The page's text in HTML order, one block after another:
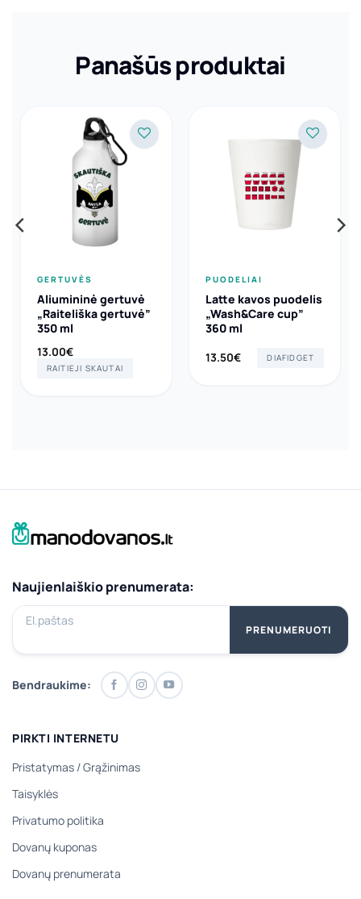
Panašūs produktai
GERTUVĖS
Aliumininė gertuvė
„Raiteliška gertuvė”
350 ml
13.00€
RAITIEJI SKAUTAI
PUODELIAI
Latte kavos puodelis
„Wash&Care cup”
360 ml
13.50€ DIAFIDGET
Naujienlaiškio prenumerata:
El.paštas
PRENUMERUOTI
Bendraukime:
PIRKTI INTERNETU
Pristatymas /Grąžinimas
Taisyklės
Privatumo politika
Dovanų kuponas
Dovanų prenumerata